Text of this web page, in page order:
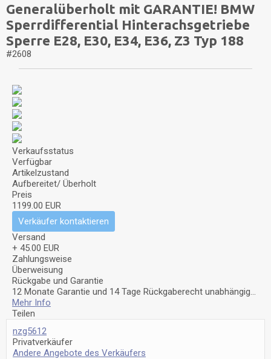
Generalüberholt mit GARANTIE! BMW
Sperrdifferential Hinterachsgetriebe
Sperre E28, E30, E34, E36, Z3 Typ 188
#2608
Verkaufsstatus
Verfügbar
Artikelzustand
Aufbereitet/ Überholt
Preis
1199.00 EUR
Verkäufer kontaktieren
Versand
+ 45.00 EUR
Zahlungsweise
Überweisung
Rückgabe und Garantie
12 Monate Garantie und 14 Tage Rückgaberecht unabhängig...
Mehr Info
Teilen
nzg5612
Privatverkäufer
Andere Angebote des Verkäufers